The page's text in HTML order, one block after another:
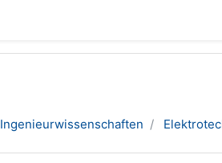
Ingenieurwissenschaften